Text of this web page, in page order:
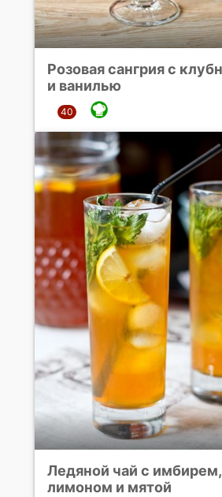
Розовая сангрия с
и ванилью
Ледяной чай с имбирем,
лимоном и мятой